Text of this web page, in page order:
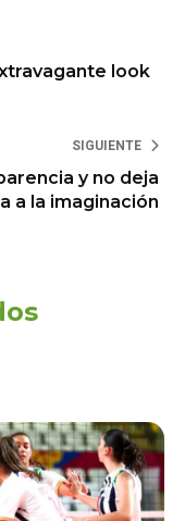
look
SIGUIENTE
y no deja
a la imaginación